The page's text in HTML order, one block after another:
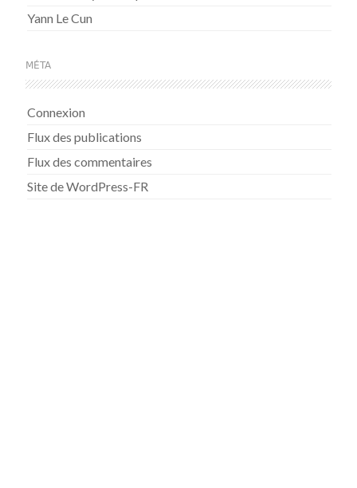
Yann Le Cun
MÉTA
Connexion
Flux des publications
Flux des commentaires
Site de WordPress-FR